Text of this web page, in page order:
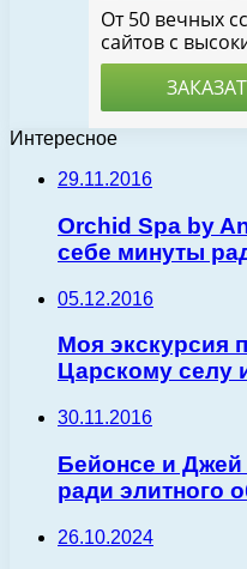
Интересное
29.11.2016
Orchid Spa by
себе минуты
05.12.2016
Моя экскурсия
Царскому селу
30.11.2016
Бейонсе и
ради элитного
26.10.2024